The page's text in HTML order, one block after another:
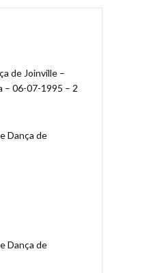
de Joinville –
– 06-07-1995 – 2
Dança de
Dança de